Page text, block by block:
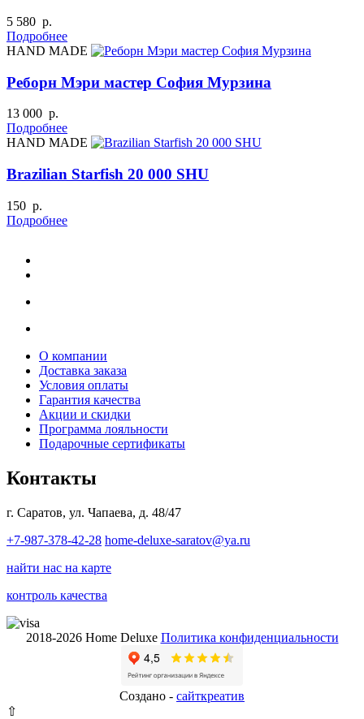
5 580 р.
Подробнее
HAND MADE
Реборн Мэри мастер София Мурзина
13 000 р.
Подробнее
HAND MADE
Brazilian Starfish 20 000 SHU
150 р.
Подробнее
О компании
Доставка заказа
Условия оплаты
Гарантия качества
Акции и скидки
Программа лояльности
Подарочные сертификаты
Контакты
г. Саратов, ул. Чапаева, д. 48/47
+7-987-378-42-28 home-deluxe-saratov@ya.ru
найти нас на карте
контроль качества
2018-2026 Home Deluxe Политика конфиденциальности
Создано - сайткрeатив
⇧